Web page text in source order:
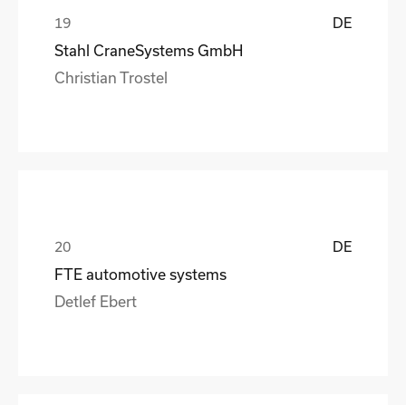
DE
Stahl CraneSystems GmbH
Christian Trostel
DE
FTE automotive systems
Detlef Ebert